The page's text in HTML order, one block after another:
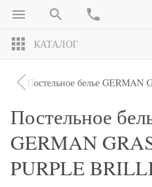
КАТАЛОГ
Постельное белье
Постельное
GERMAN
PURPLE